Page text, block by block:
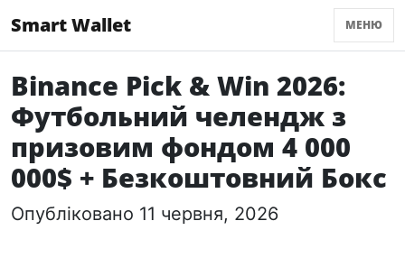
Smart Wallet МЕНЮ
Binance Pick & Win 2026:
Футбольний челендж з
призовим фондом 4 000
000$ + Безкоштовний Бокс
Опубліковано 11 червня, 2026